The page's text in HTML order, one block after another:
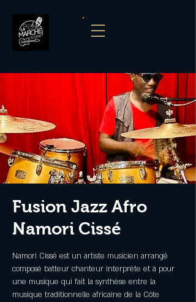
Fusion Jazz Afro
Namori Cissé
Namori Cissé est un artiste musicien arrangé
composé batteur chanteur interprète et à pour
une musique qui fait la synthèse entre la
musique traditionnelle africaine de la Côte